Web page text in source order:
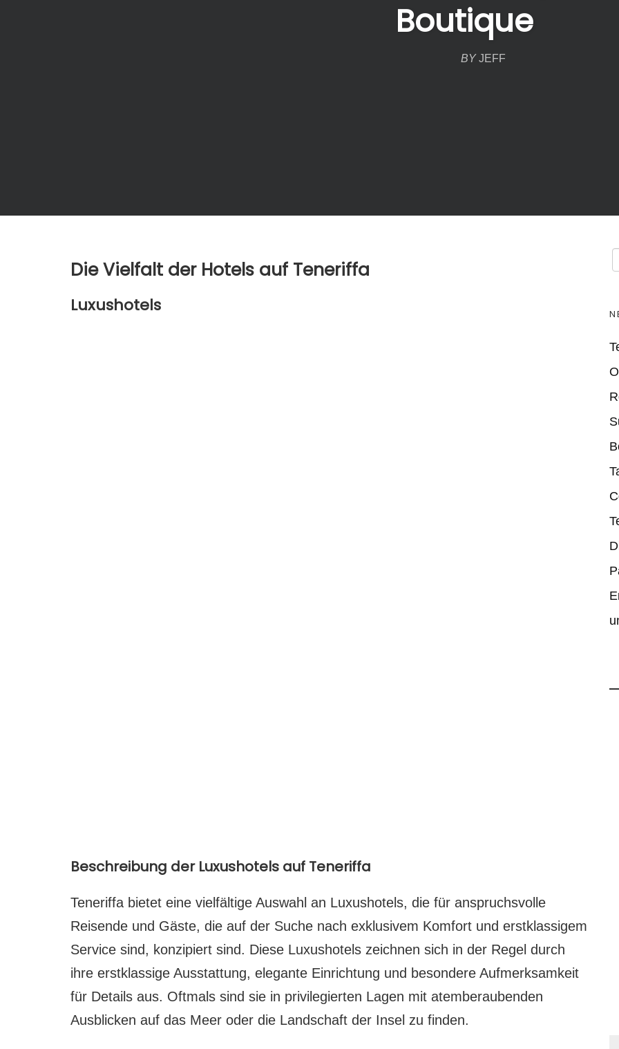
Boutique
BY JEFF
Die Vielfalt der Hotels auf Teneriffa
Luxushotels
Beschreibung der Luxushotels auf Teneriffa
Teneriffa bietet eine vielfältige Auswahl an Luxushotels, die für anspruchsvolle
Reisende und Gäste, die auf der Suche nach exklusivem Komfort und erstklassigem
Service sind, konzipiert sind. Diese Luxushotels zeichnen sich in der Regel durch
ihre erstklassige Ausstattung, elegante Einrichtung und besondere Aufmerksamkeit
für Details aus. Oftmals sind sie in privilegierten Lagen mit atemberaubenden
Ausblicken auf das Meer oder die Landschaft der Insel zu finden.